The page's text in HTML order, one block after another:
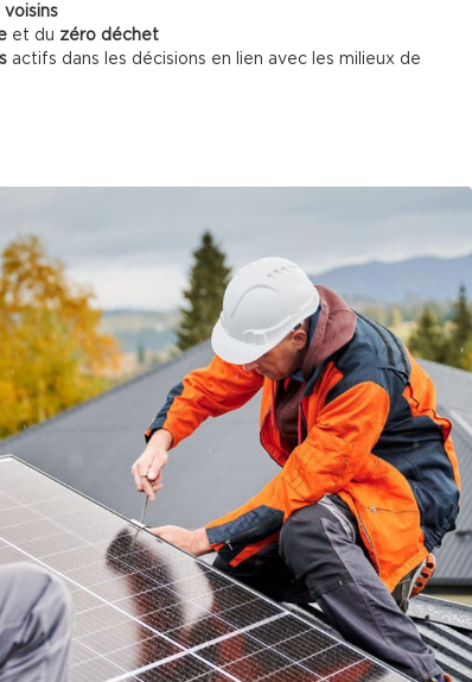
et du zéro déchet
actifs dans les décisions en lien avec les milieux de